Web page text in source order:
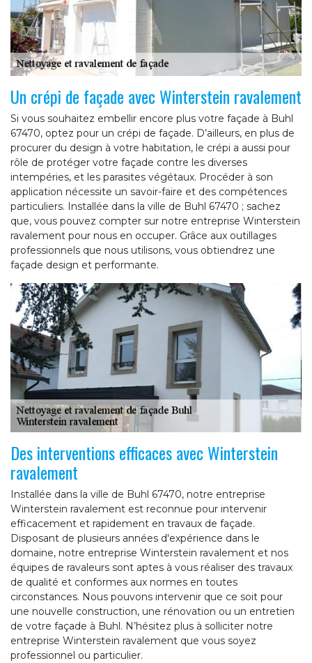
Un crépi de façade avec Winterstein ravalement
Si vous souhaitez embellir encore plus votre façade à Buhl
67470, optez pour un crépi de façade. D’ailleurs, en plus de
procurer du design à votre habitation, le crépi a aussi pour
rôle de protéger votre façade contre les diverses
intempéries, et les parasites végétaux. Procéder à son
application nécessite un savoir-faire et des compétences
particuliers. Installée dans la ville de Buhl 67470 ; sachez
que, vous pouvez compter sur notre entreprise Winterstein
ravalement pour nous en occuper. Grâce aux outillages
professionnels que nous utilisons, vous obtiendrez une
façade design et performante.
Des interventions efficaces avec Winterstein
ravalement
Installée dans la ville de Buhl 67470, notre entreprise
Winterstein ravalement est reconnue pour intervenir
efficacement et rapidement en travaux de façade.
Disposant de plusieurs années d'expérience dans le
domaine, notre entreprise Winterstein ravalement et nos
équipes de ravaleurs sont aptes à vous réaliser des travaux
de qualité et conformes aux normes en toutes
circonstances. Nous pouvons intervenir que ce soit pour
une nouvelle construction, une rénovation ou un entretien
de votre façade à Buhl. N’hésitez plus à solliciter notre
entreprise Winterstein ravalement que vous soyez
professionnel ou particulier.